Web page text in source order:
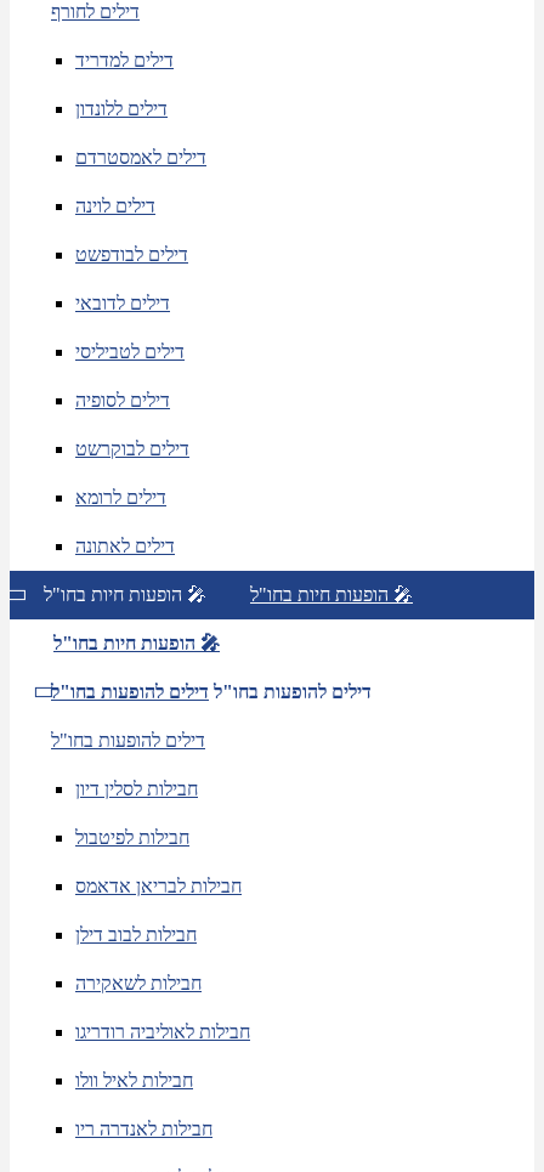
דילים לחורף
דילים למדריד
דילים ללונדון
דילים לאמסטרדם
דילים לוינה
דילים לבודפשט
דילים לדובאי
דילים לטביליסי
דילים לסופיה
דילים לבוקרשט
דילים לרומא
דילים לאתונה
הופעות חיות בחו"ל 🎤 הופעות חיות בחו"ל 🎤
הופעות חיות בחו"ל 🎤
דילים להופעות בחו"ל דילים להופעות בחו"ל
דילים להופעות בחו"ל
חבילות לסלין דיון
חבילות לפיטבול
חבילות לבריאן אדאמס
חבילות לבוב דילן
חבילות לשאקירה
חבילות לאוליביה רודריגו
חבילות לאיל וולו
חבילות לאנדרה ריו